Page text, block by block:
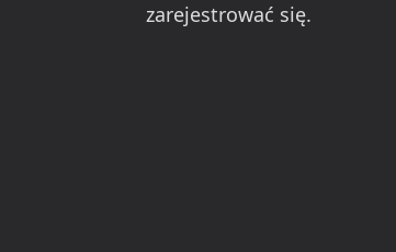
zarejestrować się.